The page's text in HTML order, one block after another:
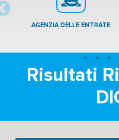
AGENZIA DELLE ENTRATE
Risultati